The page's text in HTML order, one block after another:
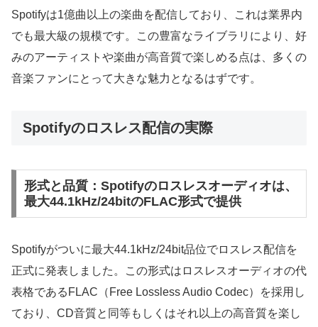
Spotifyは1億曲以上の楽曲を配信しており、これは業界内
でも最大級の規模です。この豊富なライブラリにより、好
みのアーティストや楽曲が高音質で楽しめる点は、多くの
音楽ファンにとって大きな魅力となるはずです。
Spotifyのロスレス配信の実際
形式と品質：Spotifyのロスレスオーディオは、
最大44.1kHz/24bitのFLAC形式で提供
Spotifyがついに最大44.1kHz/24bit品位でロスレス配信を
正式に発表しました。この形式はロスレスオーディオの代
表格であるFLAC（Free Lossless Audio Codec）を採用し
ており、CD音質と同等もしくはそれ以上の高音質を楽し